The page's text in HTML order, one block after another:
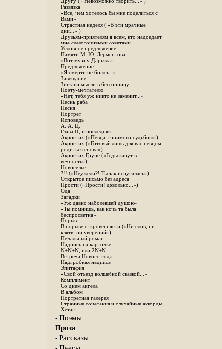
Другу ( «Невозможно творить...» )
Развязка
«Все, чем хотелось бы мне поделиться с
Вами»
Страстная неделя ( «В эти мрачные
дни...» )
Друзьям-приятелям и всем, кто надоедает
мне слезоточивыми советами
Условное предложение
Памяти М. Ю. Лермонтова
«Вот муза у Дарьяла»
Предложение
«Я смерти не боюсь...»
Завещание
Зигзаги мысли в бессонницу
Поэту-мечтателю
«Нет, тебя уж никто не заменит...»
Песнь раба
Песня
Портрет
Исповедь
А. А. Ц.
Глава II, и последняя
Акростих («Певца, гонимого судьбою»)
Акростих («Готовый лишь для вас певцом
родиться снова»)
Акростих Груне («Годы канут в
вечность»)
Новоселье
?!! («Неужели?! Ты так испугалась»)
Открытое письмо без адреса
Прости («Прости! довольно...»)
Ода
Загадки
«Уж давно наболевшей душою»
«Ты помнишь, как ночь та была
беспросветна»
Порыв
В порыве откровенности («Ни слов, ни
клятв, ни уверений»)
Печальный роман
Надпись на карточке
N+N+N, или 2N+N
Встреча Нового года
Надгробная надпись
Эпитафия
«Свой отъезд волшебной сказкой...»
Комплимент
Со днем ангела
В альбом
Портретная галерея
Странные сочетания и случайные аккорды
Хетаг
- Поэмы
Проза
- Рассказы